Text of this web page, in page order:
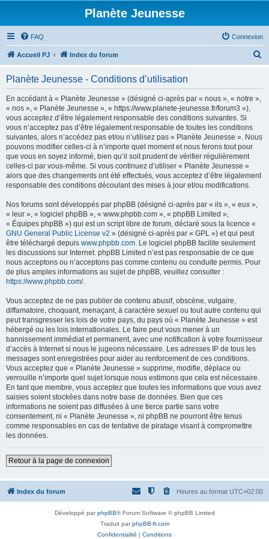
Planète Jeunesse
FAQ Connexion
Accueil PJ Index du forum
Planète Jeunesse - Conditions d’utilisation
En accédant à « Planète Jeunesse » (désigné ci-après par « nous », « notre »,
« nos », « Planète Jeunesse », « https://www.planete-jeunesse.fr/forum3 »),
vous acceptez d’être légalement responsable des conditions suivantes. Si
vous n’acceptez pas d’être légalement responsable de toutes les conditions
suivantes, alors n’accédez pas et/ou n’utilisez pas « Planète Jeunesse ». Nous
pouvons modifier celles-ci à n’importe quel moment et nous ferons tout pour
que vous en soyez informé, bien qu’il soit prudent de vérifier régulièrement
celles-ci par vous-même. Si vous continuez d’utiliser « Planète Jeunesse »
alors que des changements ont été effectués, vous acceptez d’être légalement
responsable des conditions découlant des mises à jour et/ou modifications.
Nos forums sont développés par phpBB (désigné ci-après par « ils », « eux »,
« leur », « logiciel phpBB », « www.phpbb.com », « phpBB Limited »,
« Équipes phpBB ») qui est un script libre de forum, déclaré sous la licence «
GNU General Public License v2 » (désigné ci-après par « GPL ») et qui peut
être téléchargé depuis www.phpbb.com. Le logiciel phpBB facilite seulement
les discussions sur Internet. phpBB Limited n’est pas responsable de ce que
nous acceptons ou n’acceptons pas comme contenu ou conduite permis. Pour
de plus amples informations au sujet de phpBB, veuillez consulter :
https://www.phpbb.com/.
Vous acceptez de ne pas publier de contenu abusif, obscène, vulgaire,
diffamatoire, choquant, menaçant, à caractère sexuel ou tout autre contenu qui
peut transgresser les lois de votre pays, du pays où « Planète Jeunesse » est
hébergé ou les lois internationales. Le faire peut vous mener à un
bannissement immédiat et permanent, avec une notification à votre fournisseur
d’accès à Internet si nous le jugeons nécessaire. Les adresses IP de tous les
messages sont enregistrées pour aider au renforcement de ces conditions.
Vous acceptez que « Planète Jeunesse » supprime, modifie, déplace ou
verrouille n’importe quel sujet lorsque nous estimons que cela est nécessaire.
En tant que membre, vous acceptez que toutes les informations que vous avez
saisies soient stockées dans notre base de données. Bien que ces
informations ne soient pas diffusées à une tierce partie sans votre
consentement, ni « Planète Jeunesse », ni phpBB ne pourront être tenus
comme responsables en cas de tentative de piratage visant à compromettre
les données.
Retour à la page de connexion
Index du forum Heures au format UTC+02:00
Développé parphpBB® Forum Software © phpBB Limited
Traduit parphpBB-fr.com
Confidentialité | Conditions